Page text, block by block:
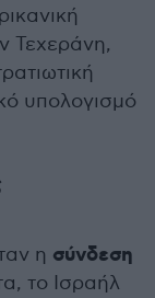
Τεχεράνη,
υπολογισμό
η σύνδεση
το Ισραήλ